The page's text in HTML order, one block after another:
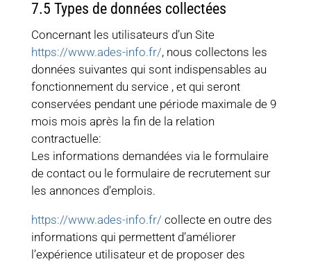
7.5 Types de données collectées
Concernant les utilisateurs d’un Site
https://www.ades-info.fr/, nous collectons les
données suivantes qui sont indispensables au
fonctionnement du service , et qui seront
conservées pendant une période maximale de 9
mois mois après la fin de la relation
contractuelle:
Les informations demandées via le formulaire
de contact ou le formulaire de recrutement sur
les annonces d’emplois.
https://www.ades-info.fr/ collecte en outre des
informations qui permettent d’améliorer
l’expérience utilisateur et de proposer des